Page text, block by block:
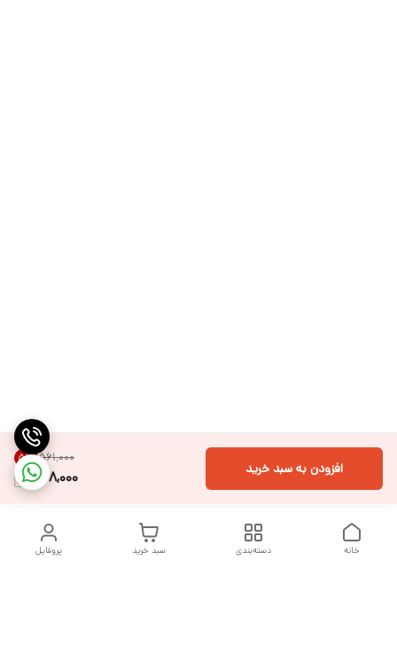
۵۶۱٬۰۰۰ 5%
528,000 افزودن به سبد خرید
پروفایل سبد خرید دسته‌بندی خانه